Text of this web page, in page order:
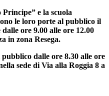
e la scuola
le loro porte al pubblico il
ore 9.00 alle ore 12.00
in zona Resega.
dalle ore 8.30 alle ore
sede di Via alla Roggia 8 a